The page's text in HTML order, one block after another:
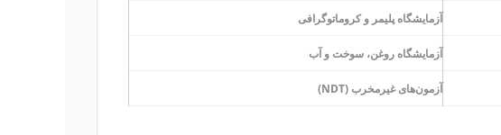
آزمایشگاه پلیمر و کروماتوگرافی
آزمایشگاه روغن، سوخت و آب
آزمون‌های غیرمخرب (NDT)